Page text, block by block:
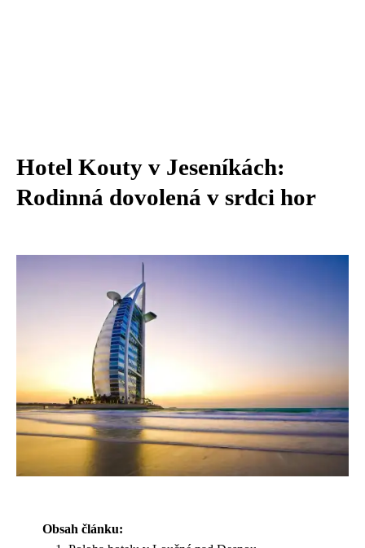
Hotel Kouty v Jeseníkách:
Rodinná dovolená v srdci hor
Obsah článku: